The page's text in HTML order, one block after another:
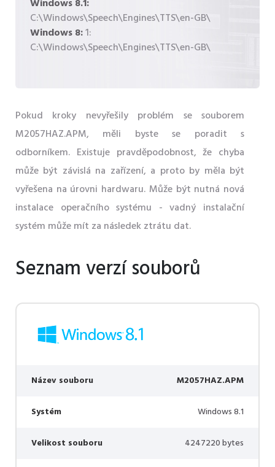
Windows 8.1:
C:\Windows\Speech\Engines\TTS\en-GB\
Windows 8:1:
C:\Windows\Speech\Engines\TTS\en-GB\
Pokud kroky nevyřešily problém se souborem
M2057HAZ.APM, měli byste se poradit s
odborníkem. Existuje pravděpodobnost, že chyba
může být závislá na zařízení, a proto by měla být
vyřešena na úrovni hardwaru. Může být nutná nová
instalace operačního systému - vadný instalační
systém může mít za následek ztrátu dat.
Seznam verzí souborů
Název souboru M2057HAZ.APM
Systém Windows 8.1
Velikost souboru 4247220 bytes